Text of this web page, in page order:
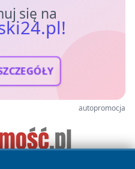
się na
autopromocja